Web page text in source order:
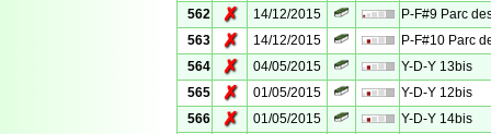
562
✗ 14/12/2015
P-F#9 Parc
563
✗ 14/12/2015
P-F#10 Parc
564
✗ 04/05/2015
Y-D-Y 13bis
565
✗ 01/05/2015
Y-D-Y 12bis
566
✗ 01/05/2015
Y-D-Y 14bis